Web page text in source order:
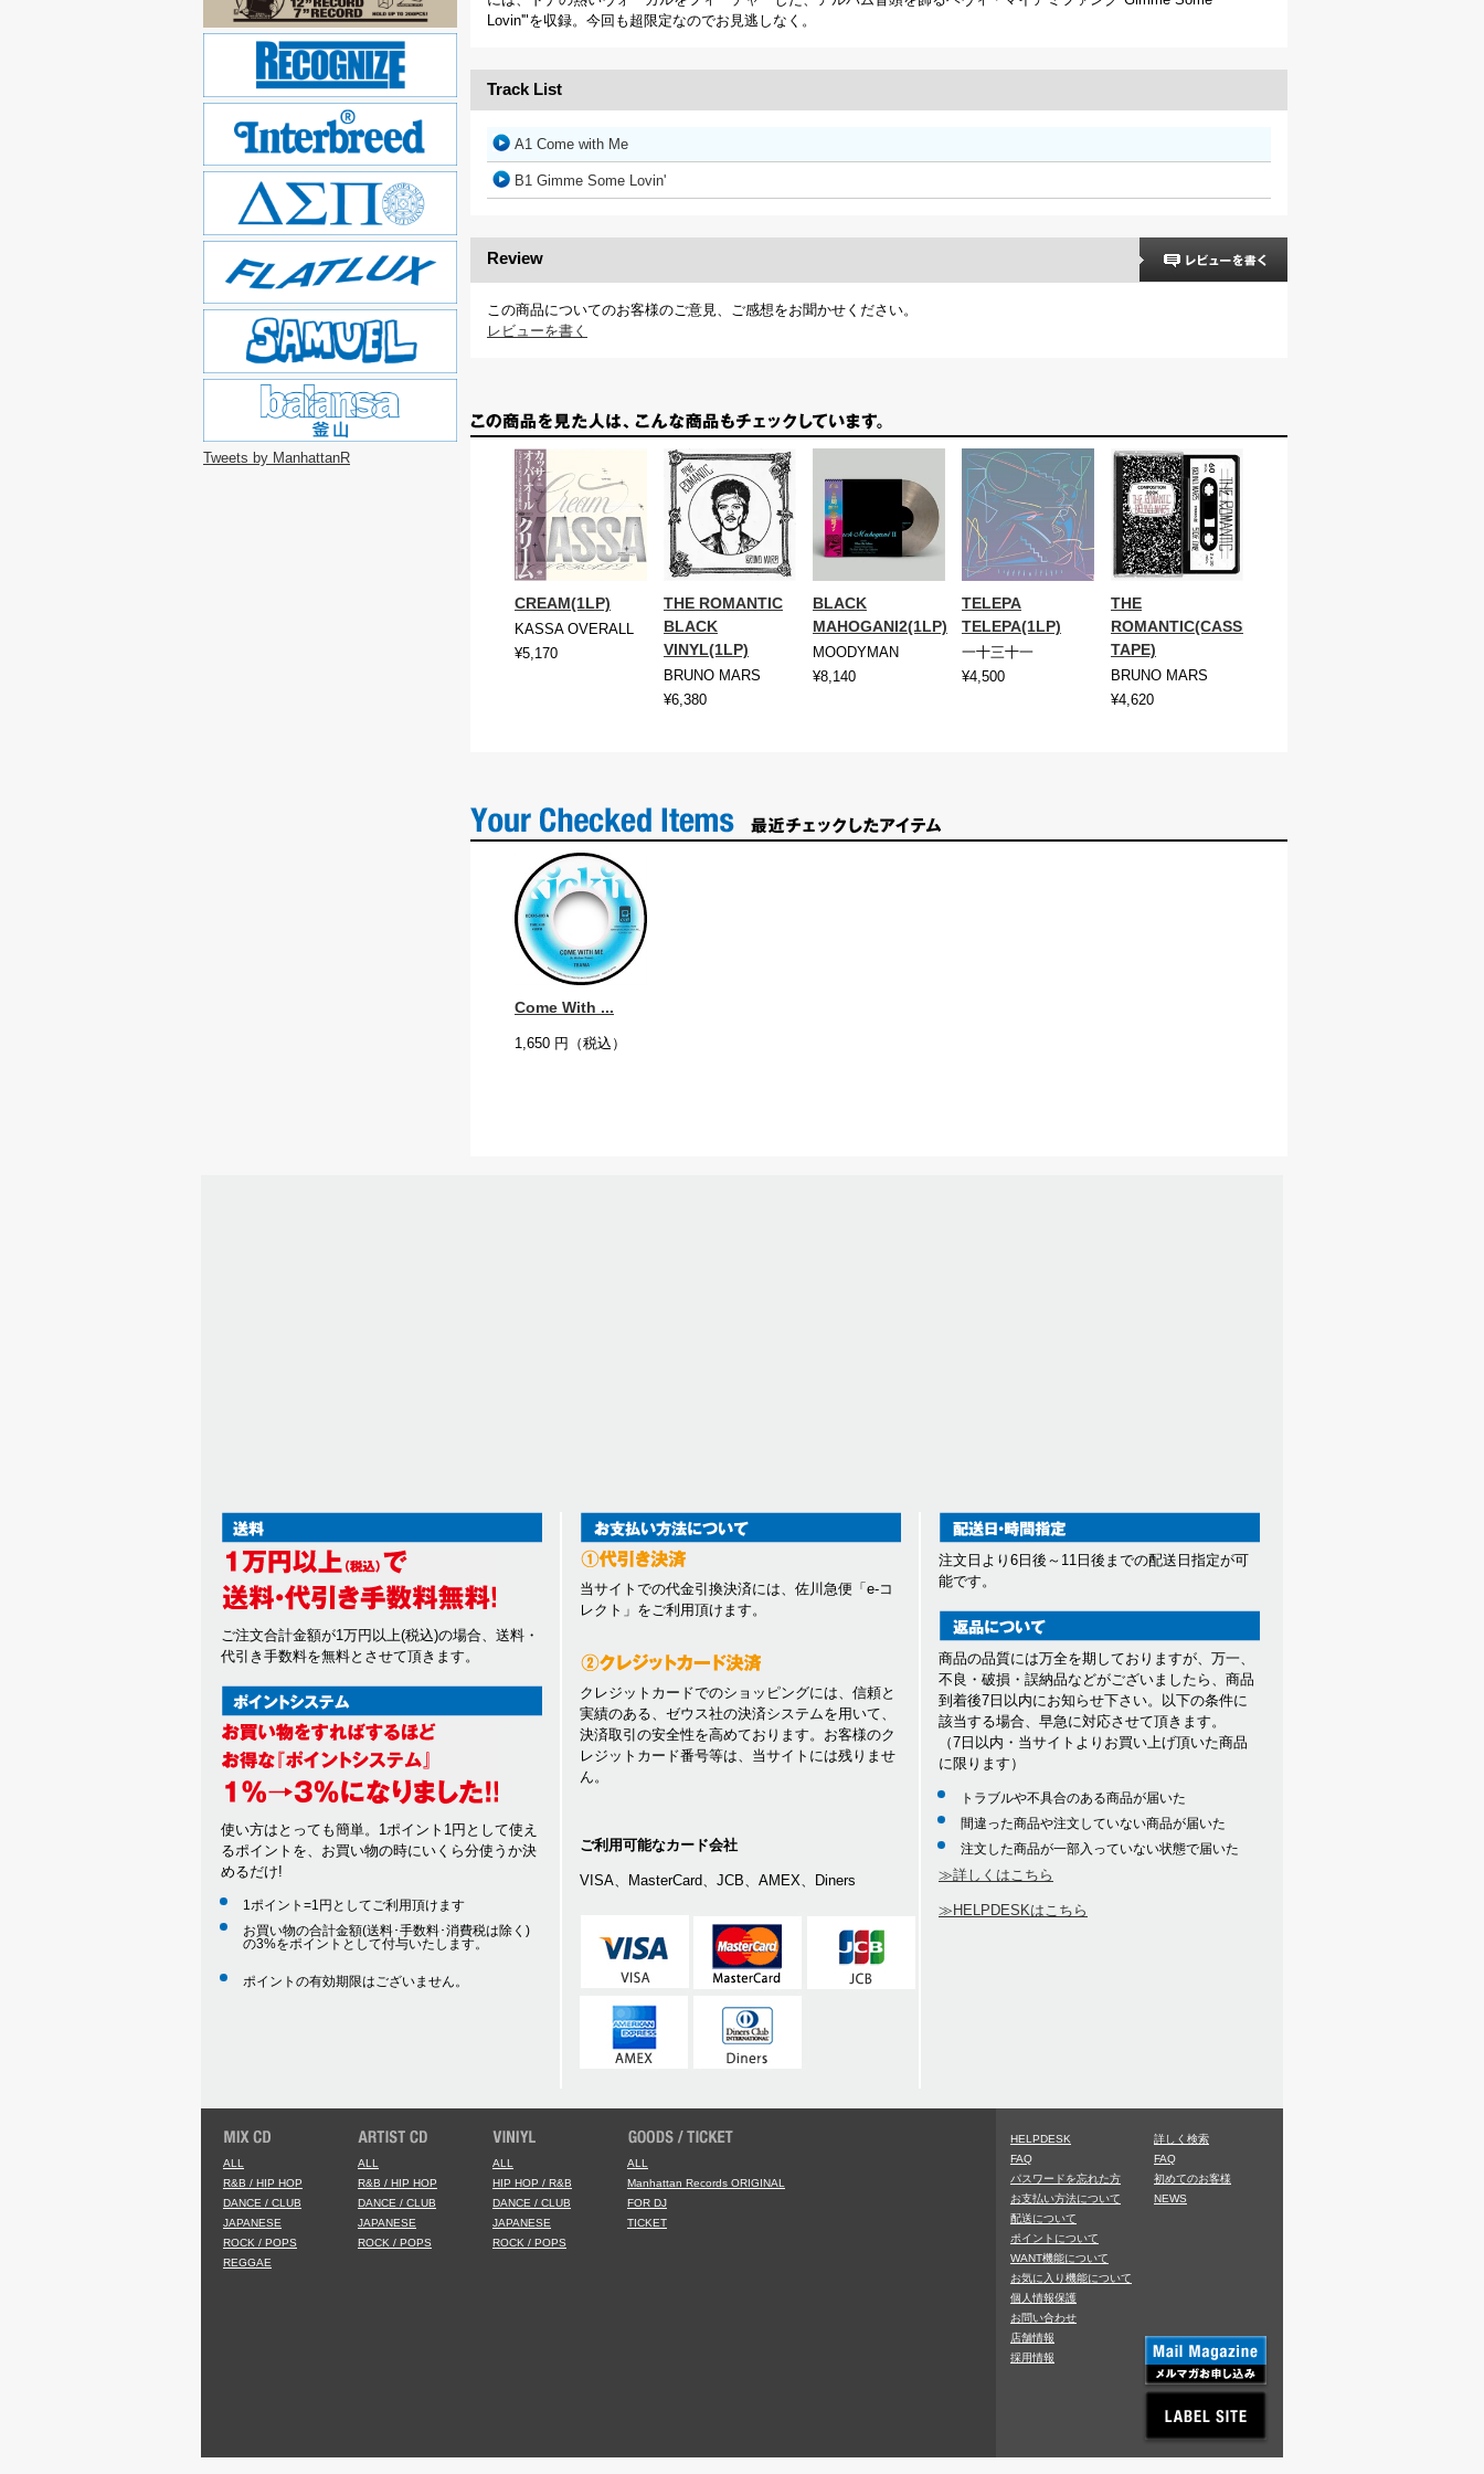
Tweets by ManhattanR
Lovin'"を収録。今回も超限定なのでお見逃しなく。
Track List
A1 Come with Me
B1 Gimme Some Lovin'
Review
この商品についてのお客様のご意見、ご感想をお聞かせください。
レビューを書く
CREAM(1LP)
KASSA OVERALL
¥5,170
THE ROMANTIC
BLACK
VINYL(1LP)
BRUNO MARS
¥6,380
BLACK
MAHOGANI2(1LP)
MOODYMAN
¥8,140
TELEPA
TELEPA(1LP)
一十三十一
¥4,500
THE
ROMANTIC(CASSETTE
TAPE)
BRUNO MARS
¥4,620
Come With ...
1,650 円（税込）
ご注文合計金額が1万円以上(税込)の場合、送料・
代引き手数料を無料とさせて頂きます。
使い方はとっても簡単。1ポイント1円として使え
るポイントを、お買い物の時にいくら分使うか決
めるだけ!
1ポイント=1円としてご利用頂けます
お買い物の合計金額(送料･手数料･消費税は除く)
の3%をポイントとして付与いたします。
ポイントの有効期限はございません。
当サイトでの代金引換決済には、佐川急便「e-コ
レクト」をご利用頂けます。
クレジットカードでのショッピングには、信頼と
実績のある、ゼウス社の決済システムを用いて、
決済取引の安全性を高めております。お客様のク
レジットカード番号等は、当サイトには残りませ
ん。
ご利用可能なカード会社
VISA、MasterCard、JCB、AMEX、Diners
注文日より6日後～11日後までの配送日指定が可
能です。
商品の品質には万全を期しておりますが、万一、
不良・破損・誤納品などがございましたら、商品
到着後7日以内にお知らせ下さい。以下の条件に
該当する場合、早急に対応させて頂きます。
（7日以内・当サイトよりお買い上げ頂いた商品
に限ります）
トラブルや不具合のある商品が届いた
間違った商品や注文していない商品が届いた
注文した商品が一部入っていない状態で届いた
≫詳しくはこちら
≫HELPDESKはこちら
ALL
R&B / HIP HOP
DANCE / CLUB
JAPANESE
ROCK / POPS
REGGAE
ALL
R&B / HIP HOP
DANCE / CLUB
JAPANESE
ROCK / POPS
ALL
HIP HOP / R&B
DANCE / CLUB
JAPANESE
ROCK / POPS
ALL
Manhattan Records ORIGINAL
FOR DJ
TICKET
HELPDESK
FAQ
パスワードを忘れた方
お支払い方法について
配送について
ポイントについて
WANT機能について
お気に入り機能について
個人情報保護
お問い合わせ
店舗情報
採用情報
詳しく検索
FAQ
初めてのお客様
NEWS